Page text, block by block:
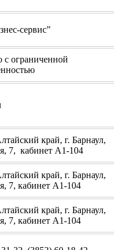
сервис”
с ограниченной
край, г. Барнаул,
7, кабинет А1-104
край, г. Барнаул,
7, кабинет А1-104
край, г. Барнаул,
7, кабинет А1-104